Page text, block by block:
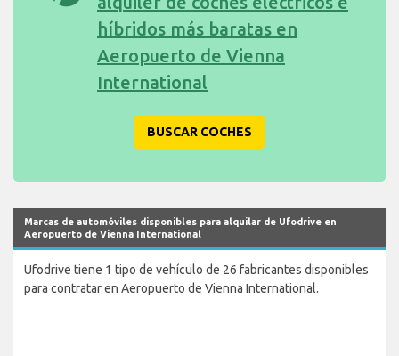
híbridos más baratas en
Aeropuerto de Vienna
International
BUSCAR COCHES
Marcas de automóviles disponibles para alquilar de Ufodrive en
Aeropuerto de Vienna International
Ufodrive tiene 1 tipo de vehículo de 26 fabricantes disponibles
para contratar en Aeropuerto de Vienna International.